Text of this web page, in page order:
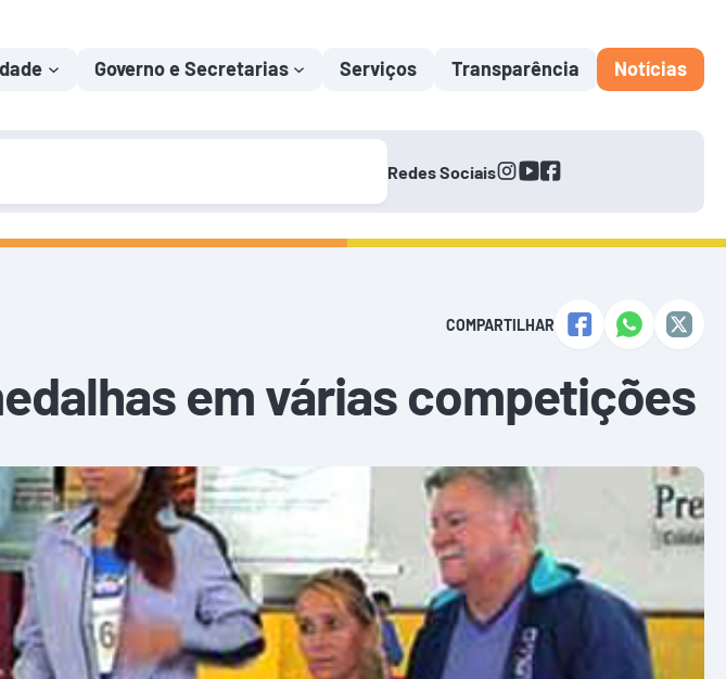
Governo e Secretarias Serviços Transparência Notícias
Redes Sociaisinstagram
youtube
facebook
COMPARTILHAR
em várias competições